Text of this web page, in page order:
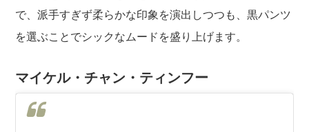
で、派手すぎず柔らかな印象を演出しつつも、黒パンツ
を選ぶことでシックなムードを盛り上げます。
マイケル・チャン・ティンフー